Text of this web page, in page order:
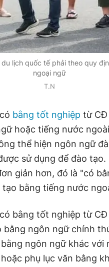
lịch quốc tế phải theo quy
ngoại ngữ
T.N
bằng tốt nghiệp từ CĐ
hoặc tiếng nước
thể hiện ngôn ngữ
sử dụng để đào
giản hơn, đó là "có
bằng tiếng nước
bằng tốt nghiệp từ
ngôn ngữ chính
ngôn ngữ khác với
phụ lục văn bằng